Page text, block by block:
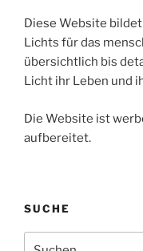
Diese Website
Lichts für das
übersichtlich bis
Licht ihr Leben und
Die Website ist
aufbereitet.
SUCHE